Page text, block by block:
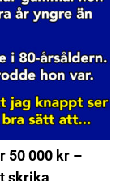
50 000 kr –
skrika